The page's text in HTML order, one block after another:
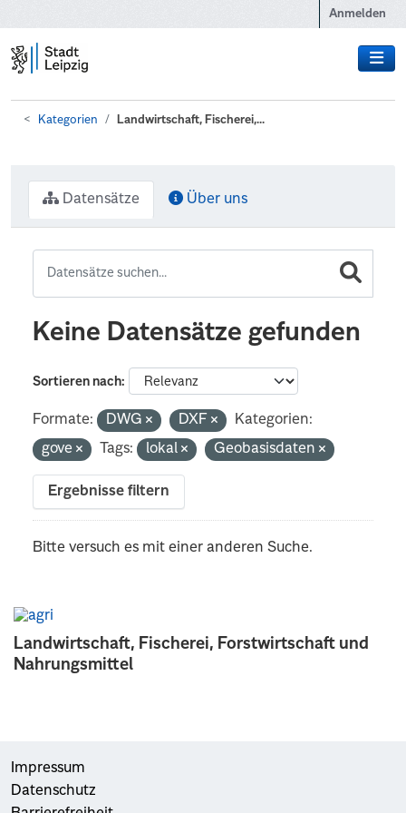
Anmelden
Kategorien Landwirtschaft, Fischerei,...
Landwirtschaft, Fischerei, Forstwirtschaft und
Nahrungsmittel
Datensätze Über uns
Keine Datensätze gefunden
Sortieren nach
Formate: DWG DXF
Kategorien:
gove
Tags: lokal Geobasisdaten
Ergebnisse filtern
Bitte versuch es mit einer anderen Suche.
Impressum
Datenschutz